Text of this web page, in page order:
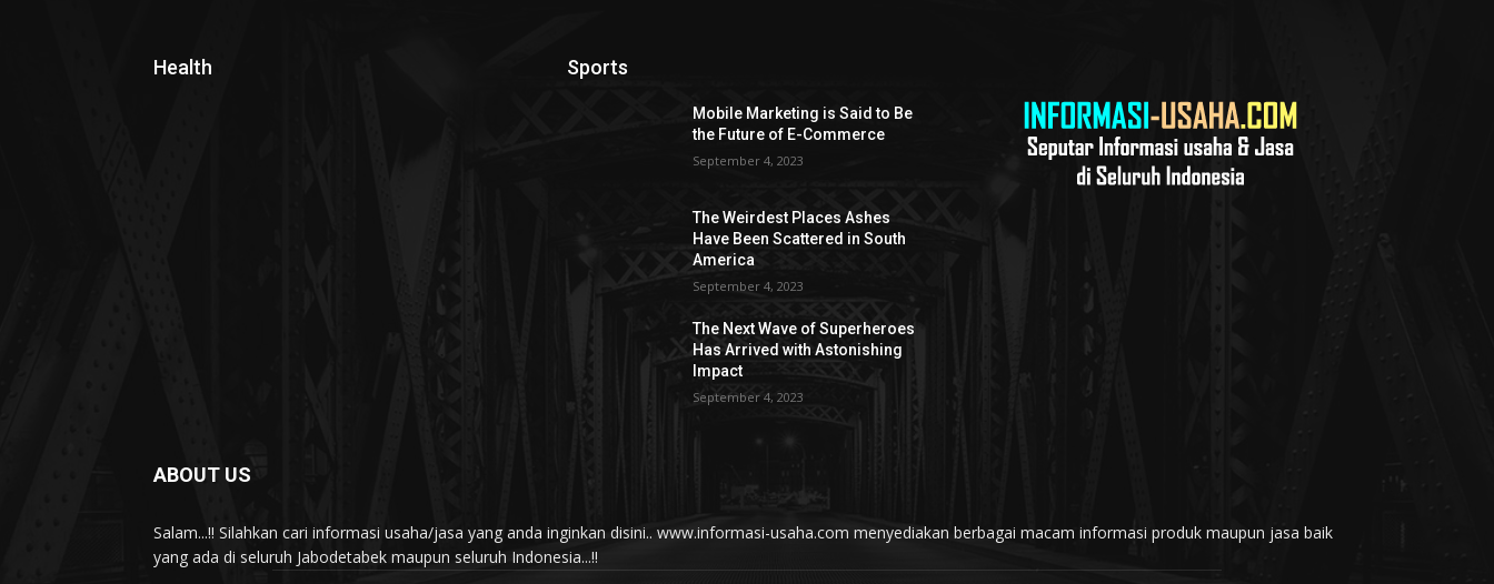
Health Sports
Mobile Marketing is Said to Be
the Future of E-Commerce
September 4, 2023
The Weirdest Places Ashes
Have Been Scattered in South
America
September 4, 2023
The Next Wave of Superheroes
Has Arrived with Astonishing
Impact
September 4, 2023
ABOUT US
Salam...!! Silahkan cari informasi usaha/jasa yang anda inginkan disini.. www.informasi-usaha.com menyediakan berbagai macam informasi produk maupun jasa baik
yang ada di seluruh Jabodetabek maupun seluruh Indonesia...!!